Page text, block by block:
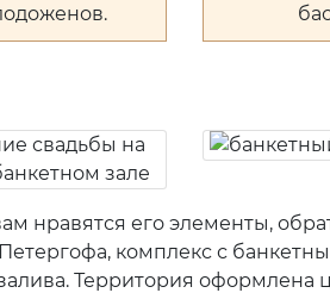
нравятся его элементы,
комплекс с
Территория